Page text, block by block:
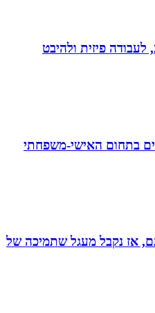
פיזית ולהיבט
בתחום האישי-משפחתי
אז נקבל מעגל שתמיכה של